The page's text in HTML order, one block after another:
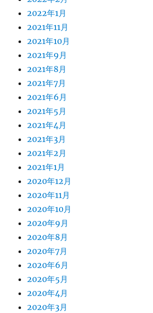
2022年1月
2021年11月
2021年10月
2021年9月
2021年8月
2021年7月
2021年6月
2021年5月
2021年4月
2021年3月
2021年2月
2021年1月
2020年12月
2020年11月
2020年10月
2020年9月
2020年8月
2020年7月
2020年6月
2020年5月
2020年4月
2020年3月